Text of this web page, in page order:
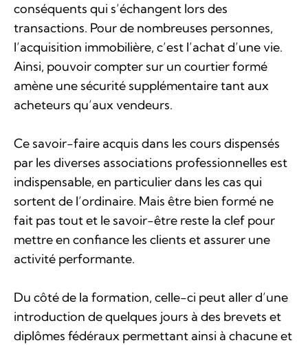
conséquents qui s’échangent lors des
transactions. Pour de nombreuses personnes,
l’acquisition immobilière, c’est l’achat d’une vie.
Ainsi, pouvoir compter sur un courtier formé
amène une sécurité supplémentaire tant aux
acheteurs qu’aux vendeurs.
Ce savoir-faire acquis dans les cours dispensés
par les diverses associations professionnelles est
indispensable, en particulier dans les cas qui
sortent de l’ordinaire. Mais être bien formé ne
fait pas tout et le savoir-être reste la clef pour
mettre en confiance les clients et assurer une
activité performante.
Du côté de la formation, celle-ci peut aller d’une
introduction de quelques jours à des brevets et
diplômes fédéraux permettant ainsi à chacune et